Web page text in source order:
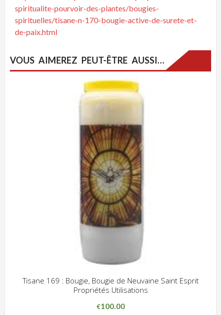
spiritualite-pourvoir-des-plantes/bougies-
spirituelles/tisane-n-170-bougie-active-de-surete-et-
de-paix.html
VOUS AIMEREZ PEUT-ÊTRE AUSSI…
Tisane 169 : Bougie, Bougie de Neuvaine Saint Esprit
Propriétés Utilisations
€100.00